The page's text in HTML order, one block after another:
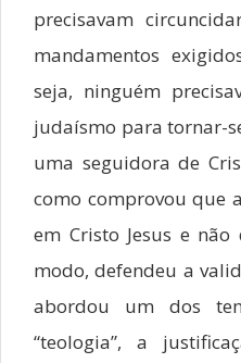
precisavam
mandamentos
seja, ninguém
judaísmo para tornar-
uma seguidora de
como comprovou que
em Cristo Jesus e
modo, defendeu a
abordou um dos
“teologia”, a